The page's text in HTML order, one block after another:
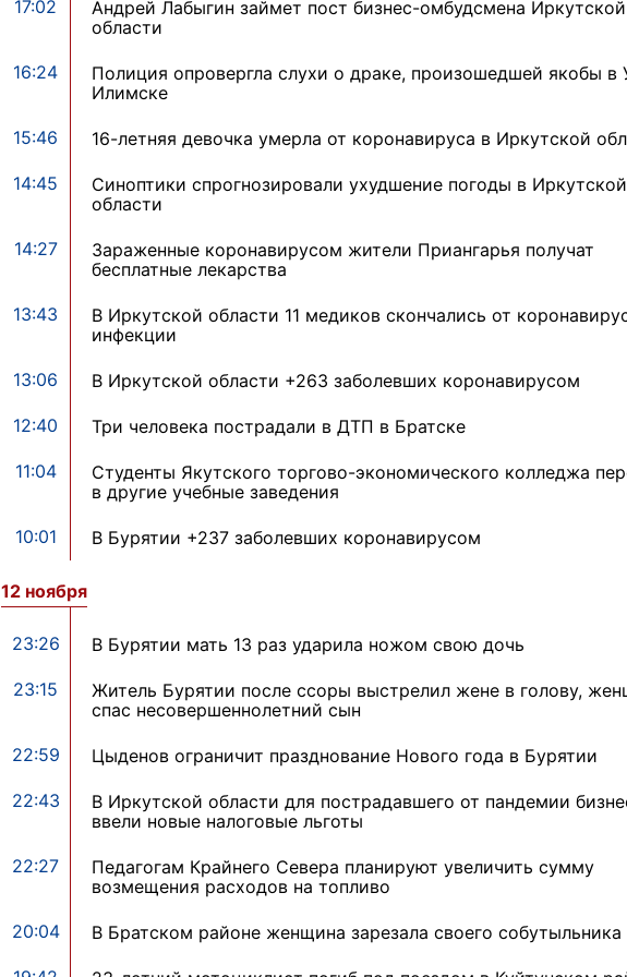
17:02
Андрей Лабыгин займет пост бизнес-омбудсмена Иркутской
области
16:24
Полиция опровергла слухи о драке, произошедшей якобы в
Илимске
15:46 16-летняя девочка умерла от коронавируса в Иркутской
14:45
Синоптики спрогнозировали ухудшение погоды в Иркутской
области
14:27
Зараженные коронавирусом жители Приангарья получат
бесплатные лекарства
13:43
В Иркутской области 11 медиков скончались от
инфекции
13:06 В Иркутской области +263 заболевших коронавирусом
12:40 Три человека пострадали в ДТП в Братске
11:04
Студенты Якутского торгово-экономического колледжа
в другие учебные заведения
10:01 В Бурятии +237 заболевших коронавирусом
12 ноября
23:26 В Бурятии мать 13 раз ударила ножом свою дочь
23:15
Житель Бурятии после ссоры выстрелил жене в голову,
спас несовершеннолетний сын
22:59 Цыденов ограничит празднование Нового года в Бурятии
22:43
В Иркутской области для пострадавшего от пандемии
ввели новые налоговые льготы
22:27
Педагогам Крайнего Севера планируют увеличить сумму
возмещения расходов на топливо
20:04 В Братском районе женщина зарезала своего собутыльника